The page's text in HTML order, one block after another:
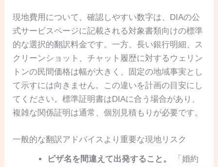
現地費用について、確認しやすい数字は、DIAの公
式サービスページに記載される対象書類向けの標準
的な選択的翻訳料金です。一方、長い銀行明細、ス
クリーンショット、チャット履歴に対するウェリン
トンの民間価格は幅が大きく、固定の地域事実とし
て示すには向きません。この違いを計画の目安にし
てください。標準証明書はDIAに合う場合があり、
複雑な関係証明は通常、個別見積もりが必要です。
一般的な翻訳アドバイスより重要な現地リスク
ビザ名を間違えて出発すること。
「婚約